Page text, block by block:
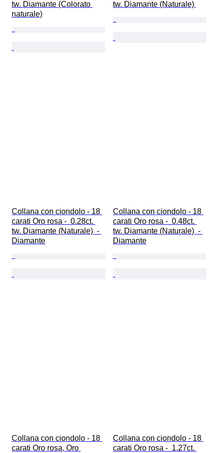
tw. Diamante (Colorato
naturale)
tw. Diamante (Naturale)
Collana con ciondolo - 18
carati Oro rosa -  0.28ct.
tw. Diamante (Naturale)  -
Diamante
Collana con ciondolo - 18
carati Oro rosa -  0.48ct.
tw. Diamante (Naturale)  -
Diamante
Collana con ciondolo - 18
carati Oro rosa, Oro
Collana con ciondolo - 18
carati Oro rosa -  1.27ct.